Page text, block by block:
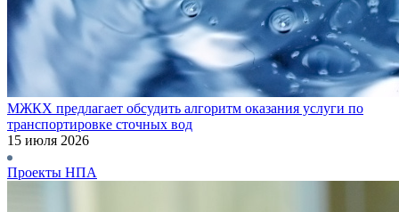
МЖКХ предлагает обсудить алгоритм оказания услуги по
транспортировке сточных вод
15 июля 2026
Проекты НПА